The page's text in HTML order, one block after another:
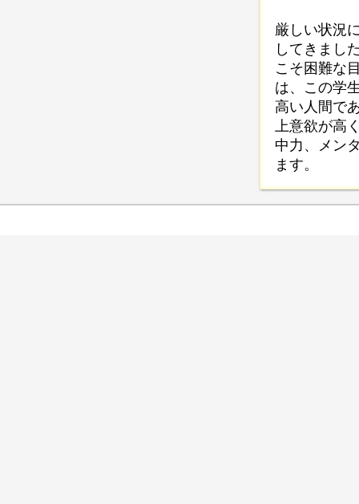
厳しい状況
してきまし
こそ困難な
は、この学
高い人間で
上意欲が高
中力、メン
ます。